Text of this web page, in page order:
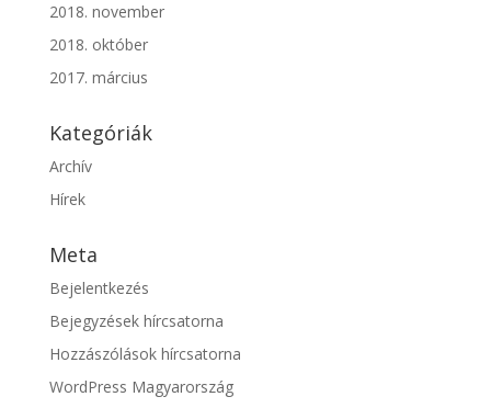
2018. november
2018. október
2017. március
Kategóriák
Archív
Hírek
Meta
Bejelentkezés
Bejegyzések hírcsatorna
Hozzászólások hírcsatorna
WordPress Magyarország